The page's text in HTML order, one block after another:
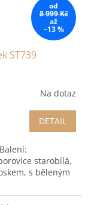
od
8 999 Kč
až
–13 %
ST739
Na dotaz
DETAIL
starobílá,
s běleným